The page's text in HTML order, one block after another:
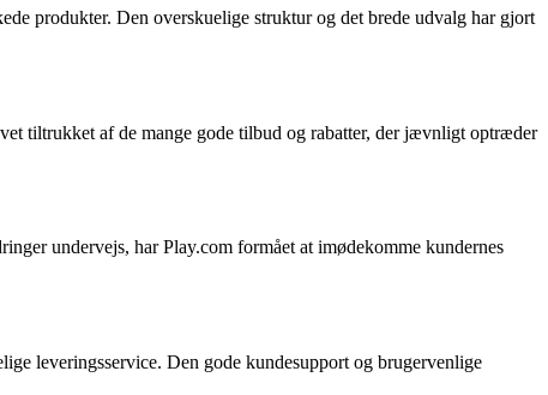
produkter. Den overskuelige struktur og det brede udvalg har gjort
tiltrukket af de mange gode tilbud og rabatter, der jævnligt optræder
undervejs, har Play.com formået at imødekomme kundernes
leveringsservice. Den gode kundesupport og brugervenlige